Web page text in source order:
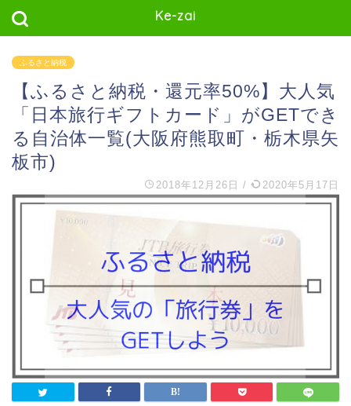
Ke-zai
ふるさと納税
【ふるさと納税・還元率50%】大人気
「日本旅行ギフトカード」がGETでき
る自治体一覧(大阪府熊取町・栃木県矢
板市)
2018年12月26日 / 2020年5月17日